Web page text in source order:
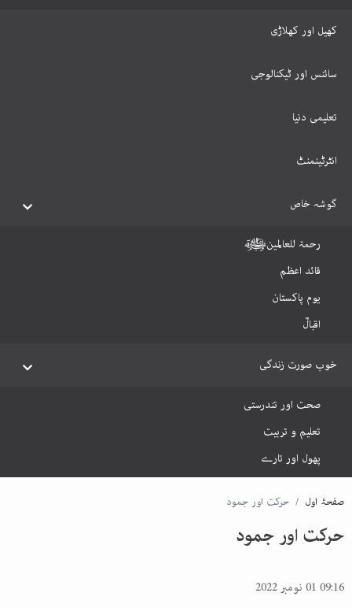
کھیل اور کھلاڑی
سائنس اور ٹیکنالوجی
تعلیمی دنیا
انٹرٹینمنٹ
گوشہ خاص
رحمۃ للعالمینﷺ
قائد اعظم
یوم پاکستان
اقبالؒ
خوب صورت زندگی
صحت اور تندرستی
تعلیم و تربیت
پھول اور تارے
صفحۂ اول حرکت اور جمود
حرکت اور جمود
09:16 01 نومبر 2022